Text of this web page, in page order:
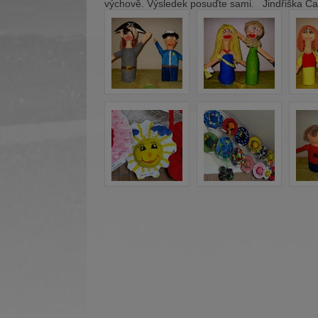
výchově. Výsledek posuďte sami. Jindřiška